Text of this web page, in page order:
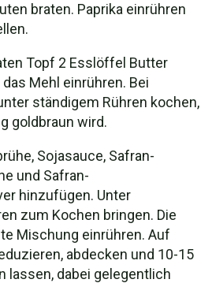
braten. Paprika einrühren
Topf 2 Esslöffel Butter
Mehl einrühren. Bei
ständigem Rühren kochen,
goldbraun wird.
Sojasauce, Safran-
und Safran-
hinzufügen. Unter
zum Kochen bringen. Die
Mischung einrühren. Auf
abdecken und 10-15
lassen, dabei gelegentlich